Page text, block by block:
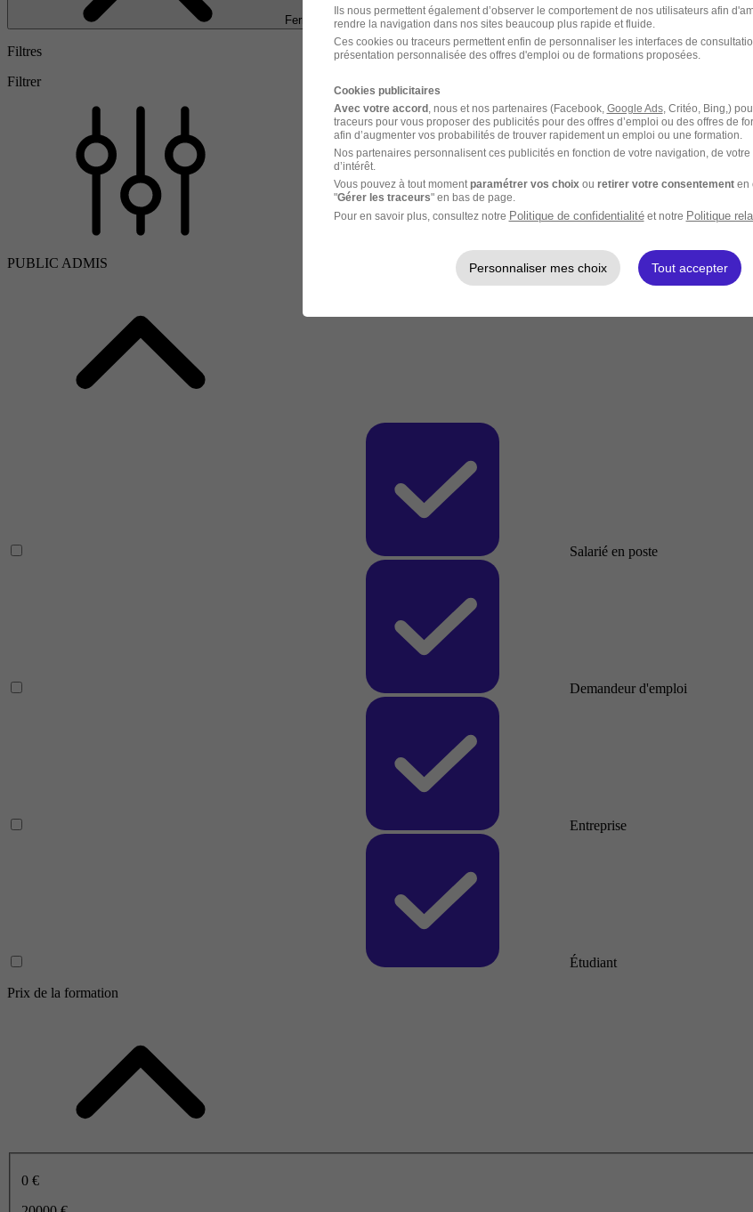
Fermer
Filtres
Filtrer
PUBLIC ADMIS
Salarié en poste
Demandeur d'emploi
Entreprise
Étudiant
Prix de la formation
0 €
Ils nous permettent également d’observer le comportement de nos utilisateurs afin
rendre la navigation dans nos sites beaucoup plus rapide et fluide.
Ces cookies ou traceurs permettent enfin de personnaliser les interfaces de
présentation personnalisée des offres d'emploi ou de formations proposées.
Cookies publicitaires
Avec votre accord, nous et nos partenaires (Facebook, Google Ads, Critéo, Bing,)
traceurs pour vous proposer des publicités pour des offres d’emploi ou des offres de
afin d’augmenter vos probabilités de trouver rapidement un emploi ou une formation.
Nos partenaires personnalisent ces publicités en fonction de votre navigation, de
d’intérêt.
Vous pouvez à tout moment paramétrer vos choix ou retirer votre consentementen
"Gérer les traceurs" en bas de page.
Pour en savoir plus, consultez notre Politique de confidentialitéet notre Politique
Personnaliser mes choix Tout accepter